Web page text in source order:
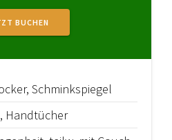
BUCHEN
Schminkspiegel
Handtücher